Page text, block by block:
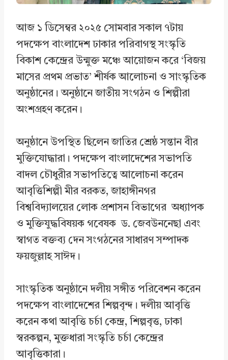
আজ ১ ডিসেম্বর ২০২৫ সোমবার সকাল ৭টায়
পদক্ষেপ বাংলাদেশ ঢাকার পরিবাগস্থ সংস্কৃতি
বিকাশ কেন্দ্রের উন্মুক্ত মঞ্চে আয়োজন করে ‘বিজয়
মাসের প্রথম প্রভাত’ শীর্ষক আলোচনা ও সাংস্কৃতিক
অনুষ্ঠানের। অনুষ্ঠানে জাতীয় সংগঠন ও শিল্পীরা
অংশগ্রহণ করেন।
অনুষ্ঠানে উপস্থিত ছিলেন জাতির শ্রেষ্ঠ সন্তান বীর
মুক্তিযোদ্ধারা। পদক্ষেপ বাংলাদেশের সভাপতি
বাদল চৌধুরীর সভাপতিত্বে আলোচনা করেন
আবৃত্তিশিল্পী মীর বরকত, জাহাঙ্গীনগর
বিশ্ববিদ্যালয়ের লোক প্রশাসন বিভাগের অধ্যাপক
ও মুক্তিযুদ্ধবিষয়ক গবেষক ড. জেবউননেছা এবং
স্বাগত বক্তব্য দেন সংগঠনের সাধারণ সম্পাদক
ফয়জুল্লাহ সাঈদ।
সাংস্কৃতিক অনুষ্ঠানে দলীয় সঙ্গীত পরিবেশন করেন
পদক্ষেপ বাংলাদেশের শিল্পবৃন্দ। দলীয় আবৃত্তি
করেন কথা আবৃত্তি চর্চা কেন্দ্র, শিল্পবৃত্ত, ঢাকা
স্বরকল্পন, মুক্তধারা সংস্কৃতি চর্চা কেন্দ্রের
আবৃত্তিকারা।